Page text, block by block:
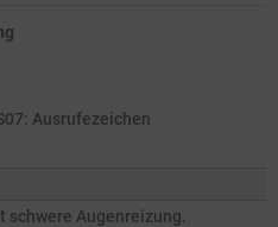
Ausrufezeichen
schwere Augenreizung.